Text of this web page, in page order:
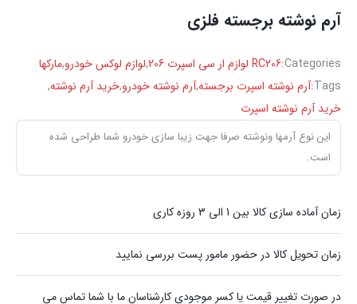
آرم نوشته برجسته فلزی
Categories: RC206 لوازم ار سی اسپرت 206 ,لوازم لوکس خودرو,مارکها
Tags: آرم نوشته اسپرت برجسته,آرم نوشته خودرو,خرید آرم نوشته,
خرید آرم نوشته اسپرت
این نوع آرمها ونوشته صرفا جهت زیبا سازی خودرو شما طراحی شده
است.
زمان آماده سازی کالا بین 1 الی 3 روزه کاری
زمان تحویل کالا در حضور مامور پست بررسی نمایید
در صورت تغییر قیمت یا کسر موجودی کارشناسان ما با شما تماس می